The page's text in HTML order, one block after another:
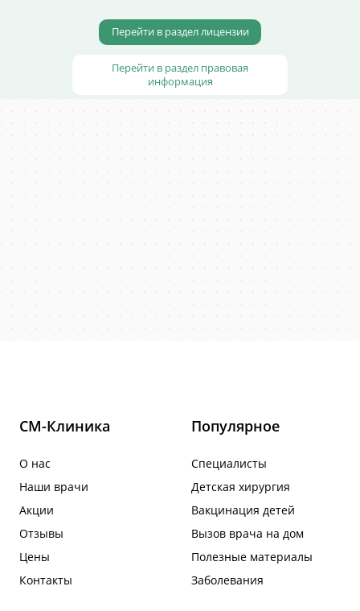
Перейти в раздел лицензии
Перейти в раздел правовая
информация
СМ-Клиника
О нас
Наши врачи
Акции
Отзывы
Цены
Контакты
Популярное
Специалисты
Детская хирургия
Вакцинация детей
Вызов врача на дом
Полезные материалы
Заболевания